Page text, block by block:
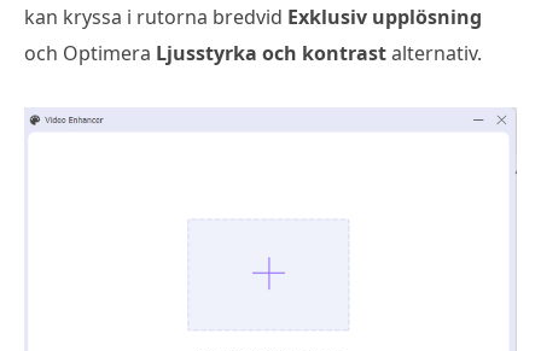
kan kryssa i rutorna bredvid Exklusiv upplösning
och Optimera Ljusstyrka och kontrastalternativ.